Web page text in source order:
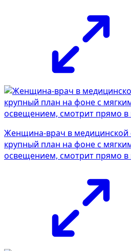
Женщина-врач в медицинской
крупный план на фоне с
освещением, смотрит прямо в